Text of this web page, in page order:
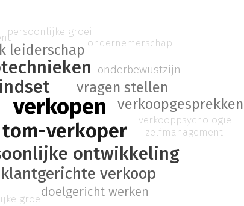
verkopen
tom-verkoper
ontwikkeling
klantgerichte verkoop
vragen stellen
leiderschap
verkoopgesprekken
doelgericht werken
onderbewustzijn
verkooppsychologie
zelfmanagement
groei
persoonlijke groei
ondernemerschap